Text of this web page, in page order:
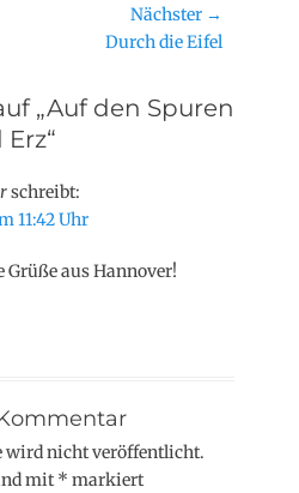
Nächster →
Durch die Eifel
„Auf den Spuren
schreibt:
11:42 Uhr
Grüße aus Hannover!
wird nicht veröffentlicht.
mit * markiert